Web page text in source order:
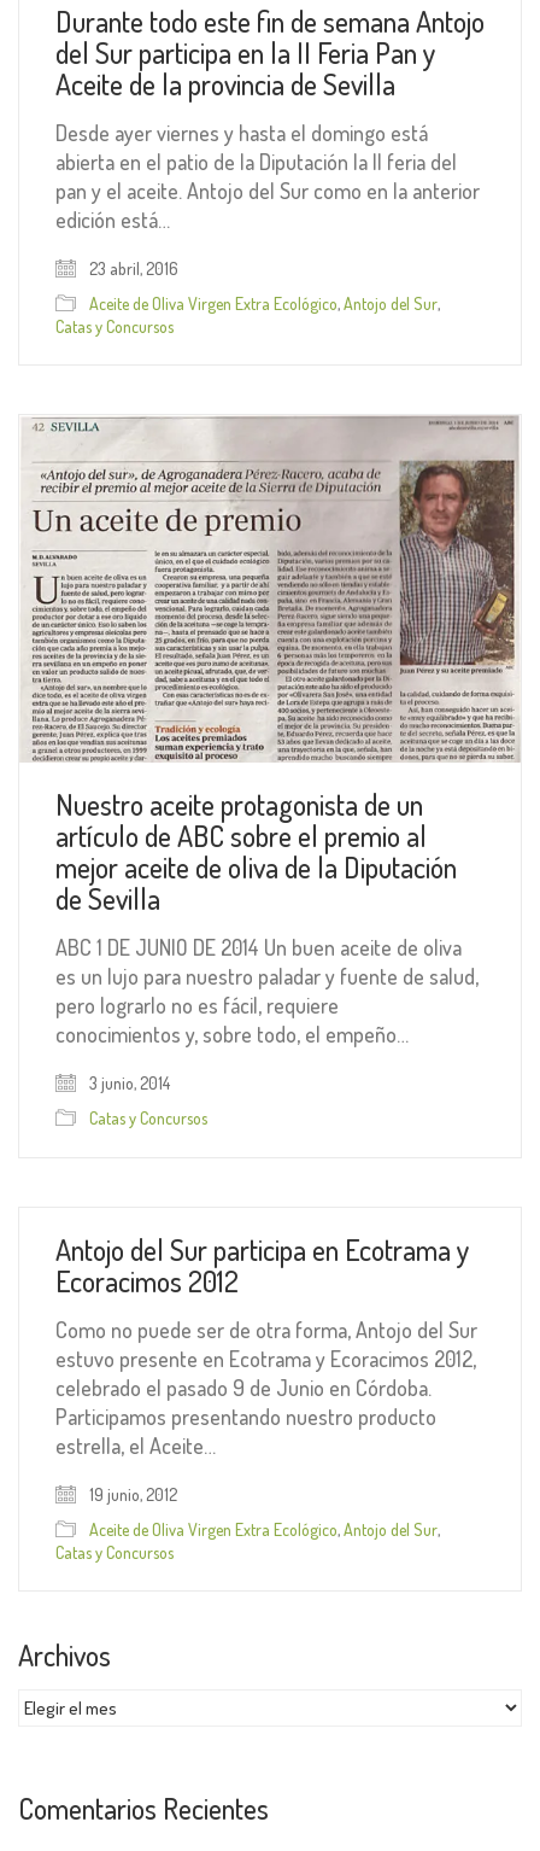
Durante todo este fin de semana Antojo
del Sur participa en la II Feria Pan y
Aceite de la provincia de Sevilla
Desde ayer viernes y hasta el domingo está
abierta en el patio de la Diputación la II feria del
pan y el aceite. Antojo del Sur como en la anterior
edición está…
23 abril, 2016
Aceite de Oliva Virgen Extra Ecológico,Antojo del Sur,
Catas y Concursos
Nuestro aceite protagonista de un
artículo de ABC sobre el premio al
mejor aceite de oliva de la Diputación
de Sevilla
ABC 1 DE JUNIO DE 2014 Un buen aceite de oliva
es un lujo para nuestro paladar y fuente de salud,
pero lograrlo no es fácil, requiere
conocimientos y, sobre todo, el empeño…
3 junio, 2014
Catas y Concursos
Antojo del Sur participa en Ecotrama y
Ecoracimos 2012
Como no puede ser de otra forma, Antojo del Sur
estuvo presente en Ecotrama y Ecoracimos 2012,
celebrado el pasado 9 de Junio en Córdoba.
Participamos presentando nuestro producto
estrella, el Aceite…
19 junio, 2012
Aceite de Oliva Virgen Extra Ecológico,Antojo del Sur,
Catas y Concursos
Archivos
Archivos
Comentarios Recientes